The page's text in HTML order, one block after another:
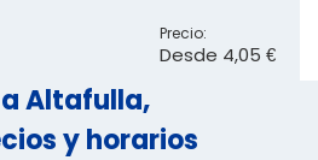
Precio:
Desde 4,05 €
a Altafulla,
y horarios